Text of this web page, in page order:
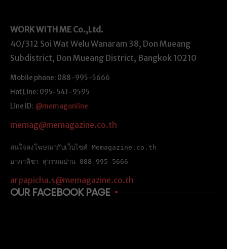
WORK WITH ME Co.,Ltd.
40/312 Soi Wat Welu Wanaram 38, Don Mueang
Subdistrict, Don Mueang District, Bangkok 10210
Mobile phone: 088-995-5666
Hot Line: 095-541-9595
Line ID: @memagonline
memag@memagazine.co.th
สนใจลงโฆษณากับเว็บไซต์ Memagazine.co.th
อาภาพิชา สุวรรณปาน 088-995-5666
arpapicha.s@memagazine.co.th
OUR FACEBOOK PAGE